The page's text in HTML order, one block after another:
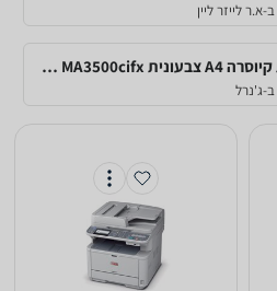
ב-א.ר לייזר ליין
מדפסת משולבת קיוסרה A4 צבעונית ECOSYS MA3500cifx
ב-ג'נרל